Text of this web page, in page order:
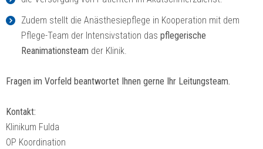
Zudem stellt die Anästhesiepflege in Kooperation mit dem
Pflege-Team der Intensivstation das pflegerische
Reanimationsteam der Klinik.
Fragen im Vorfeld beantwortet Ihnen gerne Ihr Leitungsteam.
Kontakt:
Klinikum Fulda
OP Koordination